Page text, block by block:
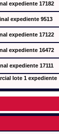
expediente 17182
expediente 9513
expediente 17122
expediente 16472
expediente 17111
lote 1 expediente